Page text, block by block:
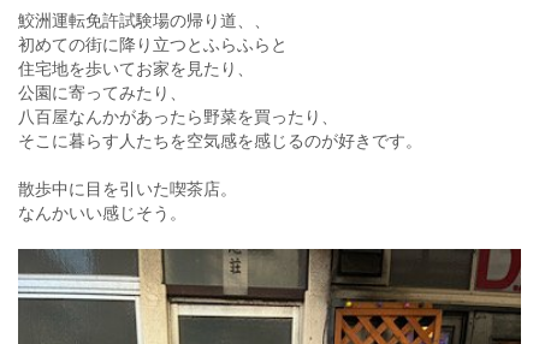
鮫洲運転免許試験場の帰り道、、
初めての街に降り立つとふらふらと
住宅地を歩いてお家を見たり、
公園に寄ってみたり、
八百屋なんかがあったら野菜を買ったり、
そこに暮らす人たちを空気感を感じるのが好きです。
散歩中に目を引いた喫茶店。
なんかいい感じそう。